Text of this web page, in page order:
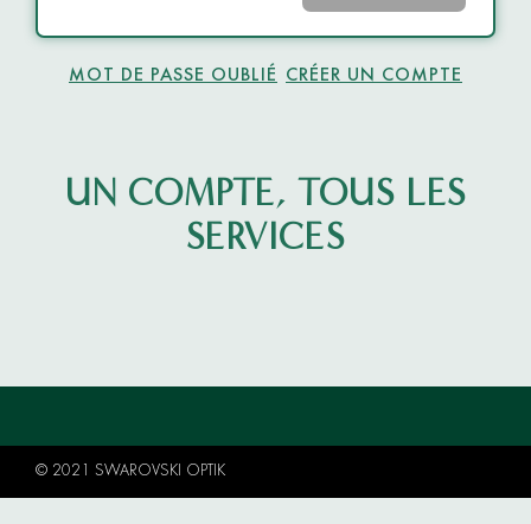
MOT DE PASSE OUBLIÉ CRÉER UN COMPTE
UN COMPTE, TOUS LES
SERVICES
© 2021 SWAROVSKI OPTIK